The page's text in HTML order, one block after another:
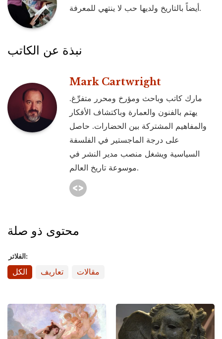
أيضاً بالتاريخ ولديها حب لا ينتهي للمعرفة.
نبذة عن الكاتب
Mark Cartwright
مارك كاتب وباحث ومؤرخ ومحرر متفرِّغ.
يهتم بالفنون والعمارة وباكتشاف الأفكار
والمفاهيم المشتركة بين الحضارات. حاصل
على درجة الماجستير في الفلسفة
السياسية ويشغل منصب مدير النشر في
موسوعة تاريخ العالم.
محتوى ذو صلة
الفلاتر:
الكل تعاريف مقالات